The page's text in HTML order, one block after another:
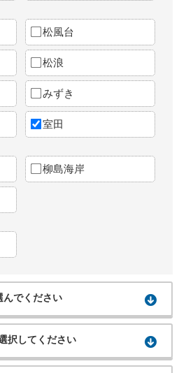
松風台
松浪
みずき
室田
柳島海岸
んでください
択してください